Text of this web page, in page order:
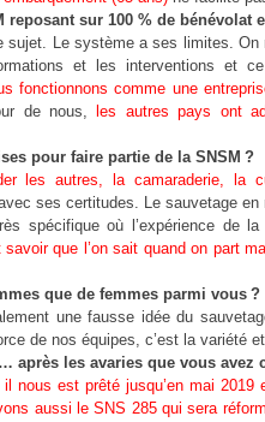
reposant sur 100 % de bénévolat
sujet. Le système a ses limites.
et les interventions et
fonctionnons comme une
de nous,
les autres pays ont
pour faire partie de la SNSM ?
les autres, la camaraderie, la
ses certitudes. Le sauvetage en
spécifique où l’expérience de
que l’on sait quand on part
que de femmes parmi vous ?
une fausse idée du
de nos équipes, c’est la variété
après les avaries que vous avez
il nous est prêté jusqu’en mai
aussi le SNS 285 qui sera